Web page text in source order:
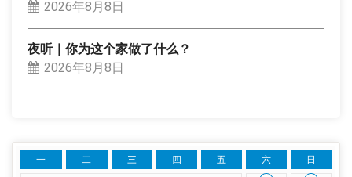
2026年8月8日
夜听｜你为这个家做了什么？
2026年8月8日
一 二 三 四 五 六 日